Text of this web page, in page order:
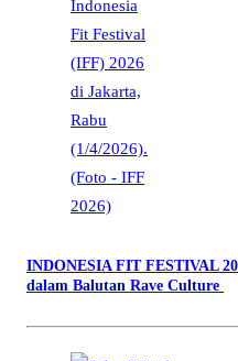
INDONESIA FIT FESTIVAL
dalam Balutan Rave Culture